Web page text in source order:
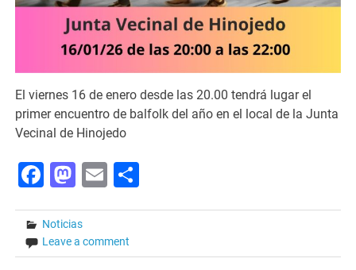
El viernes 16 de enero desde las 20.00 tendrá lugar el
primer encuentro de balfolk del año en el local de la Junta
Vecinal de Hinojedo
Facebook
Mastodon
Email
Noticias
Leave a comment